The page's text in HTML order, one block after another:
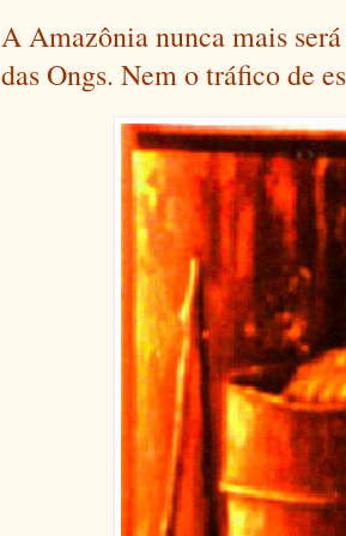
A Amazônia nunca mais
das Ongs. Nem o tráfico de